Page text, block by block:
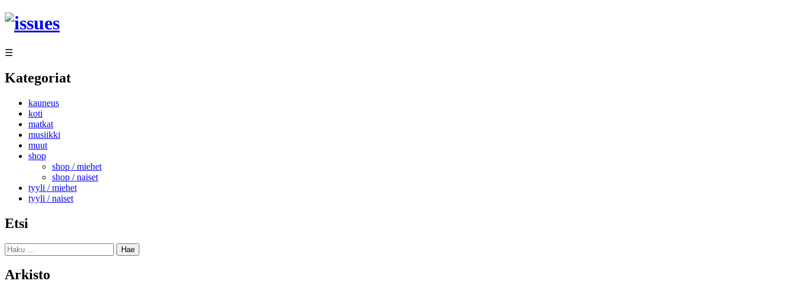
Siirry
sisältöön
☰
Kategoriat
kauneus
koti
matkat
musiikki
muut
shop
shop / miehet
shop / naiset
tyyli / miehet
tyyli / naiset
Etsi
Haku:
Arkisto